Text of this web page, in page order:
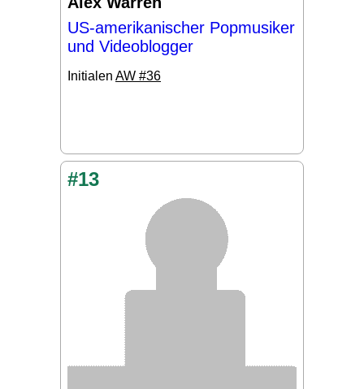
US-amerikanischer Popmusiker
und Videoblogger
Initialen AW #36
#13